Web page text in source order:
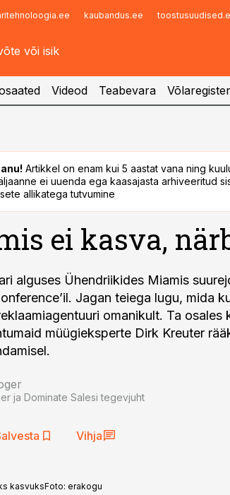
kaubandus.ee
Infopank
Videod Teabevara Võlaregister
Artikkel on enam kui 5 aastat vana ning
ei uuenda ega kaasajasta arhiveeritud
allikatega tutvumine
ei kasva,
alguses Ühendriikides Miamis
Jagan teiega lugu, mida
omanikult. Ta osales
müügieksperte Dirk Kreuter
ja Dominate Salesi tegevjuht
Vihja
kasvuksFoto: erakogu